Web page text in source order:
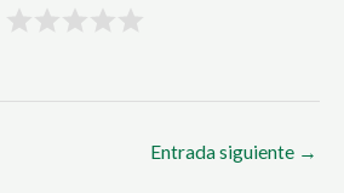
Entrada siguiente →